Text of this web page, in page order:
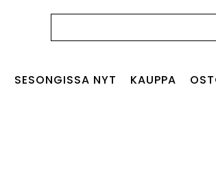
SESONGISSA NYT KAUPPA